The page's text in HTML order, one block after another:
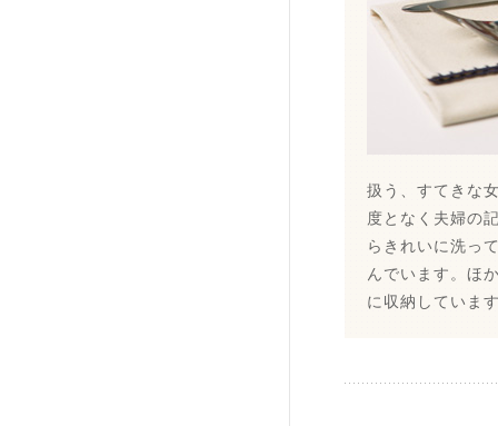
扱う、すてきな
度となく夫婦の
らきれいに洗っ
んでいます。ほ
に収納していま